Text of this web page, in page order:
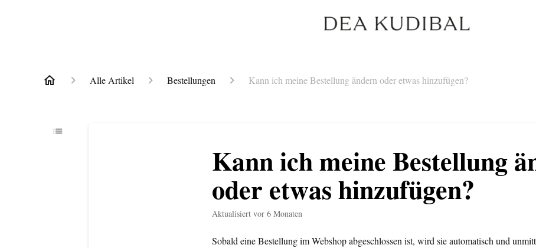
Alle Artikel Bestellungen Kann ich meine Bestellung ändern oder etwas hinzufügen?
Kann ich meine Bestellung
oder etwas hinzufügen?
Aktualisiert vor 6 Monaten
Sobald eine Bestellung im Webshop abgeschlossen ist, wird sie automatisch und